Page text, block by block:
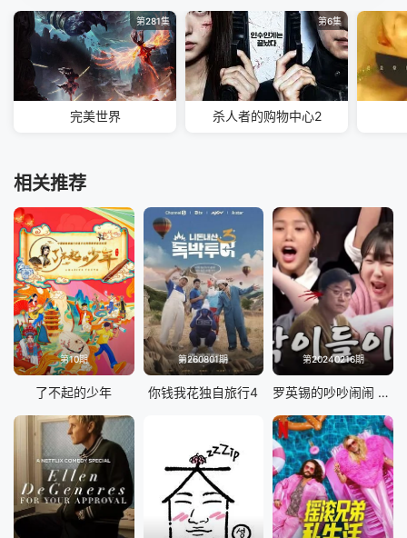
20260701(同学录) 20260630
20260630(少年的挑战) 20260624(同学录)
20260616 20260616(少年的挑战)
20260616(直播回看)
第281集
完美世界
第6集
杀人者的购物中心2
相关推荐
第10期
了不起的少年
第260801期
你钱我花独自旅行4
第20240216期
罗英锡的吵吵闹闹 蹦蹦地球游戏厅篇